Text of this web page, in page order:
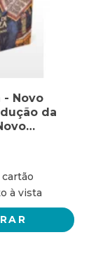
- Novo
da
da